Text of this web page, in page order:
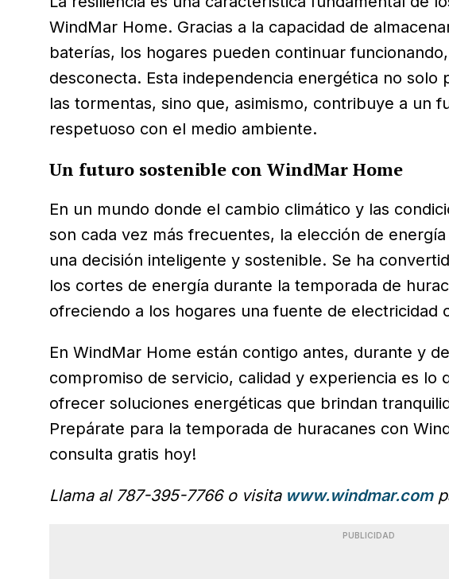
WindMar Home. Gracias a la capacidad de
baterías, los hogares pueden continuar
desconecta. Esta independencia energética no solo
las tormentas, sino que, asimismo, contribuye a un
respetuoso con el medio ambiente.
Un futuro sostenible con WindMar Home
En un mundo donde el cambio climático y las
son cada vez más frecuentes, la elección de
una decisión inteligente y sostenible. Se ha
los cortes de energía durante la temporada de
ofreciendo a los hogares una fuente de electricidad
En WindMar Home están contigo antes, durante y
compromiso de servicio, calidad y experiencia es lo
ofrecer soluciones energéticas que brindan
Prepárate para la temporada de huracanes con
consulta gratis hoy!
Llama al 787-395-7766 o visitawww.windmar.com
PUBLICIDAD